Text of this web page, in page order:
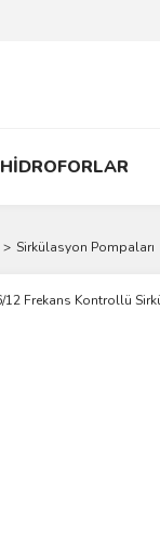
HİDROFORLAR
Sirkülasyon Pompaları